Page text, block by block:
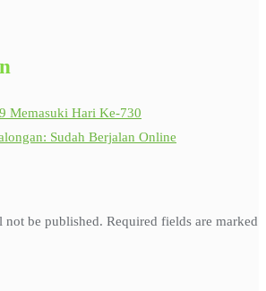
Memasuki Hari Ke-730
Sudah Berjalan Online
not be published. Required fields are marked